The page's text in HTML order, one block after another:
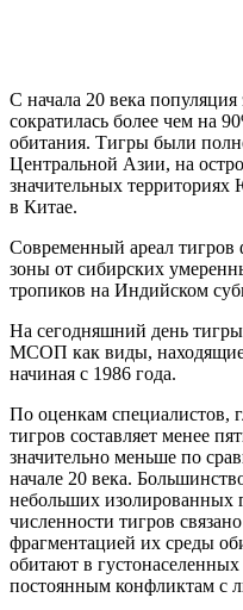
С начала 20 века
сократилась более чем на
обитания. Тигры были
Центральной Азии, на
значительных
в Китае.
Современный ареал тигров
зоны от сибирских
тропиков на Индийском
На сегодняшний день
МСОП как виды,
начиная с 1986 года.
По оценкам специалистов,
тигров составляет менее
значительно меньше по
начале 20 века.
небольших изолированных
численности тигров
фрагментацией их среды
обитают в
постоянным конфликтам с